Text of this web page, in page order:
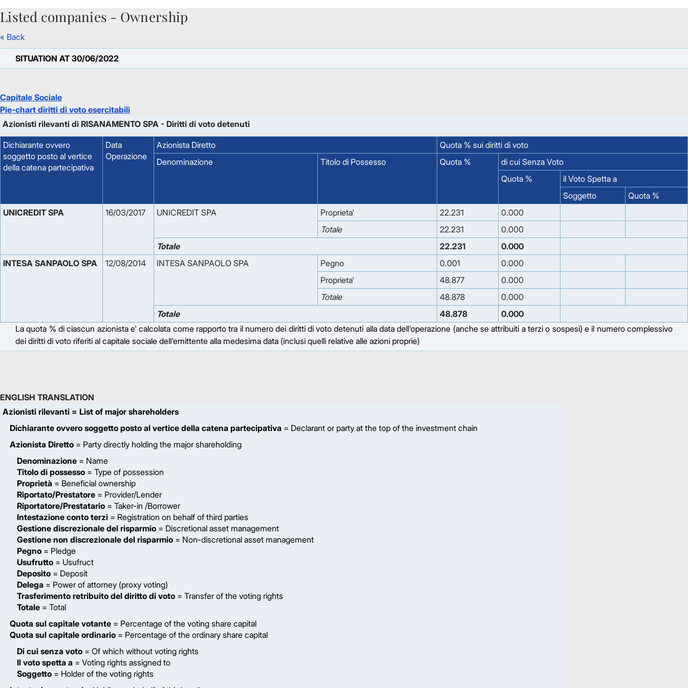
Skip to Main Content
Listed companies - Ownership
« Back
SITUATION AT 30/06/2022
Capitale Sociale
Pie-chart diritti di voto esercitabili
Azionisti rilevanti di RISANAMENTO SPA - Diritti di voto detenuti
Dichiarante ovvero
soggetto posto al vertice
della catena partecipativa
Data
Operazione
Azionista Diretto
Quota % sui diritti di voto
Denominazione
Titolo di Possesso Quota %
di cui Senza Voto
Quota %
il Voto Spetta a
Soggetto
Quota %
UNICREDIT SPA
16/03/2017 UNICREDIT SPA Proprieta' 22.231
0.000
Totale
22.231
0.000
Totale
22.231
0.000
INTESA SANPAOLO SPA
12/08/2014 INTESA SANPAOLO SPA Pegno 0.001
0.000
Proprieta'
48.877
0.000
Totale
48.878
0.000
Totale
48.878
0.000
La quota % di ciascun azionista e' calcolata come rapporto tra il numero dei diritti di voto detenuti alla data dell'operazione (anche se attribuiti a terzi o sospesi) e il numero complessivo
dei diritti di voto riferiti al capitale sociale dell'emittente alla medesima data (inclusi quelli relative alle azioni proprie)
ENGLISH TRANSLATION
Azionisti rilevanti = List of major shareholders
Dichiarante ovvero soggetto posto al vertice della catena partecipativa = Declarant or party at the top of the investment chain
Azionista Diretto = Party directly holding the major shareholding
Denominazione = Name
Titolo di possesso = Type of possession
Proprietà = Beneficial ownership
Riportato/Prestatore = Provider/Lender
Riportatore/Prestatario = Taker-in /Borrower
Intestazione conto terzi = Registration on behalf of third parties
Gestione discrezionale del risparmio = Discretional asset management
Gestione non discrezionale del risparmio = Non-discretional asset management
Pegno = Pledge
Usufrutto = Usufruct
Deposito = Deposit
Delega = Power of attorney (proxy voting)
Trasferimento retribuito del diritto di voto = Transfer of the voting rights
Totale = Total
Quota sul capitale votante = Percentage of the voting share capital
Quota sul capitale ordinario = Percentage of the ordinary share capital
Di cui senza voto = Of which without voting rights
Il voto spetta a = Voting rights assigned to
Soggetto = Holder of the voting rights